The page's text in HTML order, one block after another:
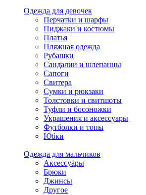
Одежда для девочек
Перчатки и шарфы
Пиджаки и костюмы
Платья
Пляжная одежда
Рубашки
Сандалии и шлепанцы
Сапоги
Свитера
Сумки и рюкзаки
Толстовки и свитшоты
Туфли и босоножки
Украшения и аксессуары
Футболки и топы
Юбки
Одежда для мальчиков
Аксессуары
Брюки
Джинсы
Другое